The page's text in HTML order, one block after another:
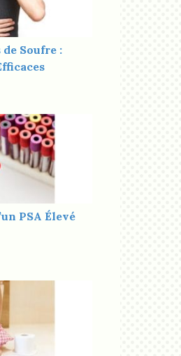
Soufre :
PSA Élevé